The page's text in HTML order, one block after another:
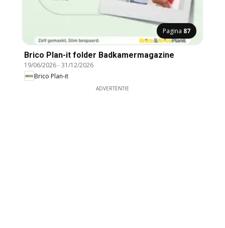
Pagina 87
Brico Plan-it folder Badkamermagazine
19/06/2026-31/12/2026
Brico Plan-it
ADVERTENTIE